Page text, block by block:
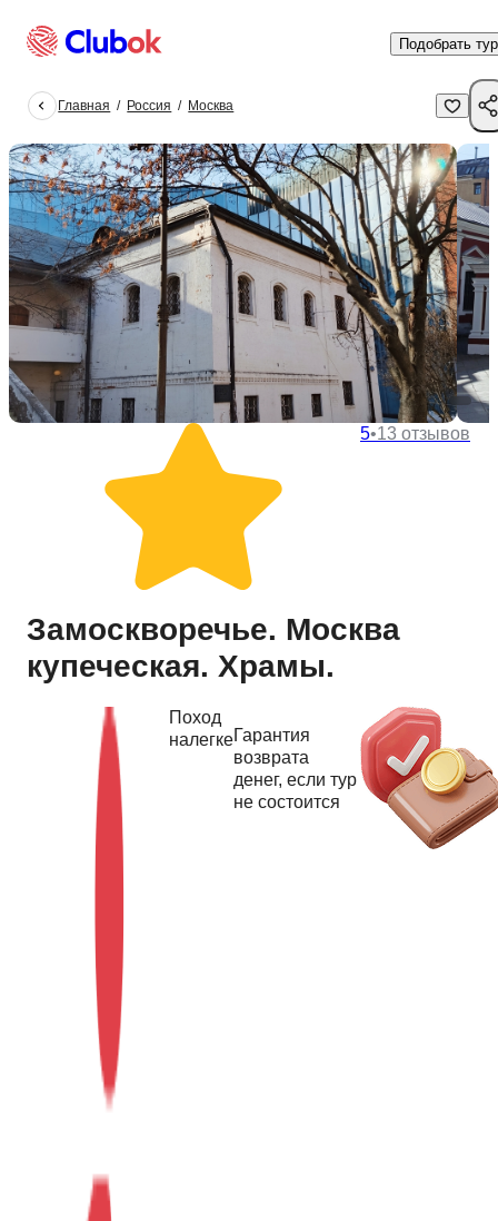
Подобрать тур
Главная / Россия / Москва
5•13 отзывов
Купить тур
Замоскворечье. Москва
купеческая. Храмы.
Поход
налегкеГарантия
возврата
денег, если тур
не состоится